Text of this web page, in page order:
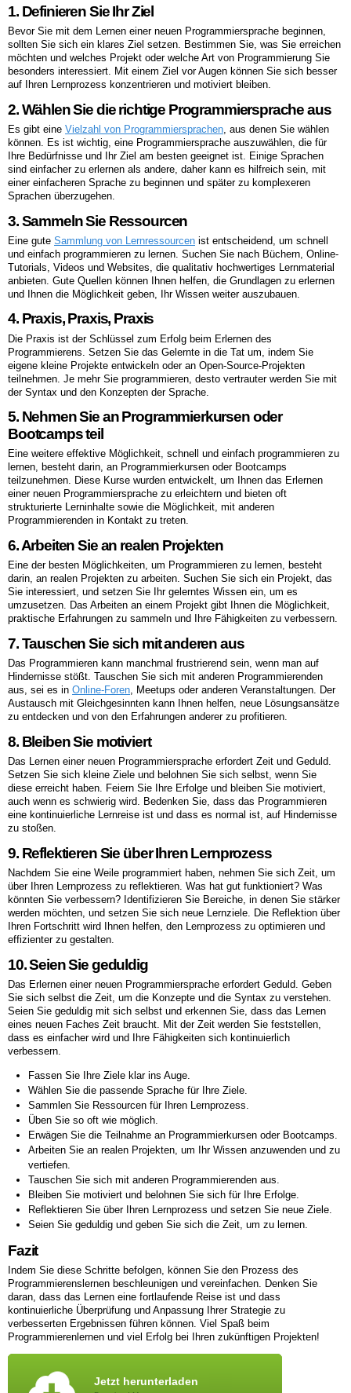
1. Definieren Sie Ihr Ziel
Bevor Sie mit dem Lernen einer neuen Programmiersprache beginnen,
sollten Sie sich ein klares Ziel setzen. Bestimmen Sie, was Sie erreichen
möchten und welches Projekt oder welche Art von Programmierung Sie
besonders interessiert. Mit einem Ziel vor Augen können Sie sich besser
auf Ihren Lernprozess konzentrieren und motiviert bleiben.
2. Wählen Sie die richtige Programmiersprache aus
Es gibt eine Vielzahl von Programmiersprachen , aus denen Sie wählen
können. Es ist wichtig, eine Programmiersprache auszuwählen, die für
Ihre Bedürfnisse und Ihr Ziel am besten geeignet ist. Einige Sprachen
sind einfacher zu erlernen als andere, daher kann es hilfreich sein, mit
einer einfacheren Sprache zu beginnen und später zu komplexeren
Sprachen überzugehen.
3. Sammeln Sie Ressourcen
Eine gute Sammlung von Lernressourcen ist entscheidend, um schnell
und einfach programmieren zu lernen. Suchen Sie nach Büchern, Online-
Tutorials, Videos und Websites, die qualitativ hochwertiges Lernmaterial
anbieten. Gute Quellen können Ihnen helfen, die Grundlagen zu erlernen
und Ihnen die Möglichkeit geben, Ihr Wissen weiter auszubauen.
4. Praxis, Praxis, Praxis
Die Praxis ist der Schlüssel zum Erfolg beim Erlernen des
Programmierens. Setzen Sie das Gelernte in die Tat um, indem Sie
eigene kleine Projekte entwickeln oder an Open-Source-Projekten
teilnehmen. Je mehr Sie programmieren, desto vertrauter werden Sie mit
der Syntax und den Konzepten der Sprache.
5. Nehmen Sie an Programmierkursen oder
Bootcamps teil
Eine weitere effektive Möglichkeit, schnell und einfach programmieren zu
lernen, besteht darin, an Programmierkursen oder Bootcamps
teilzunehmen. Diese Kurse wurden entwickelt, um Ihnen das Erlernen
einer neuen Programmiersprache zu erleichtern und bieten oft
strukturierte Lerninhalte sowie die Möglichkeit, mit anderen
Programmierenden in Kontakt zu treten.
6. Arbeiten Sie an realen Projekten
Eine der besten Möglichkeiten, um Programmieren zu lernen, besteht
darin, an realen Projekten zu arbeiten. Suchen Sie sich ein Projekt, das
Sie interessiert, und setzen Sie Ihr gelerntes Wissen ein, um es
umzusetzen. Das Arbeiten an einem Projekt gibt Ihnen die Möglichkeit,
praktische Erfahrungen zu sammeln und Ihre Fähigkeiten zu verbessern.
7. Tauschen Sie sich mit anderen aus
Das Programmieren kann manchmal frustrierend sein, wenn man auf
Hindernisse stößt. Tauschen Sie sich mit anderen Programmierenden
aus, sei es in Online-Foren, Meetups oder anderen Veranstaltungen. Der
Austausch mit Gleichgesinnten kann Ihnen helfen, neue Lösungsansätze
zu entdecken und von den Erfahrungen anderer zu profitieren.
8. Bleiben Sie motiviert
Das Lernen einer neuen Programmiersprache erfordert Zeit und Geduld.
Setzen Sie sich kleine Ziele und belohnen Sie sich selbst, wenn Sie
diese erreicht haben. Feiern Sie Ihre Erfolge und bleiben Sie motiviert,
auch wenn es schwierig wird. Bedenken Sie, dass das Programmieren
eine kontinuierliche Lernreise ist und dass es normal ist, auf Hindernisse
zu stoßen.
9. Reflektieren Sie über Ihren Lernprozess
Nachdem Sie eine Weile programmiert haben, nehmen Sie sich Zeit, um
über Ihren Lernprozess zu reflektieren. Was hat gut funktioniert? Was
könnten Sie verbessern? Identifizieren Sie Bereiche, in denen Sie stärker
werden möchten, und setzen Sie sich neue Lernziele. Die Reflektion über
Ihren Fortschritt wird Ihnen helfen, den Lernprozess zu optimieren und
effizienter zu gestalten.
10. Seien Sie geduldig
Das Erlernen einer neuen Programmiersprache erfordert Geduld. Geben
Sie sich selbst die Zeit, um die Konzepte und die Syntax zu verstehen.
Seien Sie geduldig mit sich selbst und erkennen Sie, dass das Lernen
eines neuen Faches Zeit braucht. Mit der Zeit werden Sie feststellen,
dass es einfacher wird und Ihre Fähigkeiten sich kontinuierlich
verbessern.
Fassen Sie Ihre Ziele klar ins Auge.
Wählen Sie die passende Sprache für Ihre Ziele.
Sammlen Sie Ressourcen für Ihren Lernprozess.
Üben Sie so oft wie möglich.
Erwägen Sie die Teilnahme an Programmierkursen oder Bootcamps.
Arbeiten Sie an realen Projekten, um Ihr Wissen anzuwenden und zu
vertiefen.
Tauschen Sie sich mit anderen Programmierenden aus.
Bleiben Sie motiviert und belohnen Sie sich für Ihre Erfolge.
Reflektieren Sie über Ihren Lernprozess und setzen Sie neue Ziele.
Seien Sie geduldig und geben Sie sich die Zeit, um zu lernen.
Fazit
Indem Sie diese Schritte befolgen, können Sie den Prozess des
Programmierenslernen beschleunigen und vereinfachen. Denken Sie
daran, dass das Lernen eine fortlaufende Reise ist und dass
kontinuierliche Überprüfung und Anpassung Ihrer Strategie zu
verbesserten Ergebnissen führen können. Viel Spaß beim
Programmierenlernen und viel Erfolg bei Ihren zukünftigen Projekten!
Jetzt herunterladen